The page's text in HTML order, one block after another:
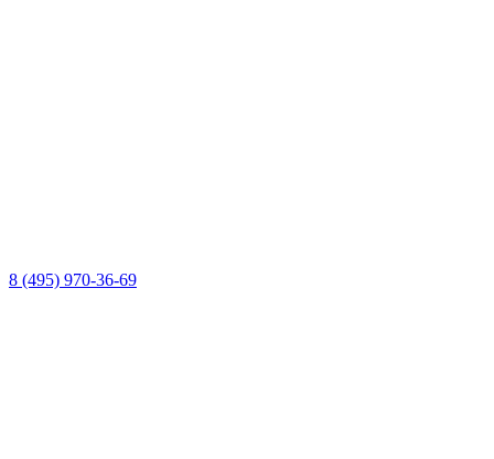
8 (495) 970-36-69